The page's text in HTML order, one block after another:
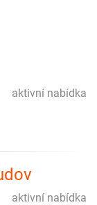
aktivní nabídka
aktivní nabídka